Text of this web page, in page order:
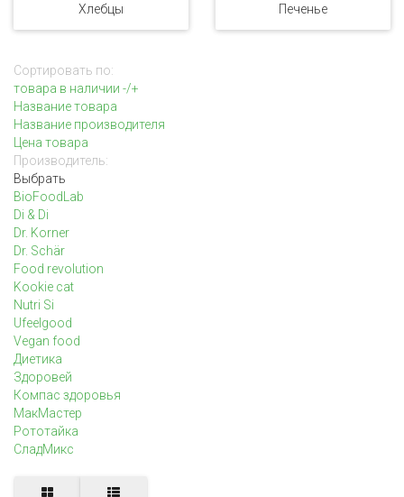
Хлебцы Печенье
Сортировать по:
товара в наличии -/+
Название товара
Название производителя
Цена товара
Производитель:
Выбрать
BioFoodLab
Di & Di
Dr. Korner
Dr. Schär
Food revolution
Kookie cat
Nutri Si
Ufeelgood
Vegan food
Диетика
Здоровей
Компас здоровья
МакМастер
Рототайка
СладМикс